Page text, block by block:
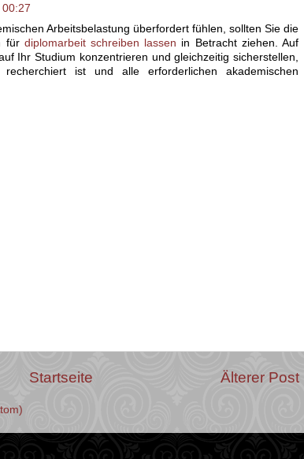
Arbeitsbelastung überfordert fühlen, sollten Sie die
für diplomarbeit schreiben lassen in Betracht ziehen. Auf
Ihr Studium konzentrieren und gleichzeitig sicherstellen,
ist und alle erforderlichen akademischen
Älterer Post
Startseite